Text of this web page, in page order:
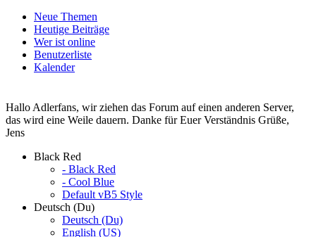
Neue Themen
Heutige Beiträge
Wer ist online
Benutzerliste
Kalender
Hallo Adlerfans, wir ziehen das Forum auf einen anderen Server,
das wird eine Weile dauern. Danke für Euer Verständnis Grüße,
Jens
Black Red
- Black Red
- Cool Blue
Default vB5 Style
Deutsch (Du)
Deutsch (Du)
English (US)